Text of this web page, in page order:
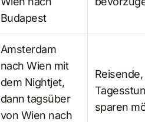
Budapest
Amsterdam
nach Wien mit
dem Nightjet,
dann tagsüber
von Wien nach
sparen